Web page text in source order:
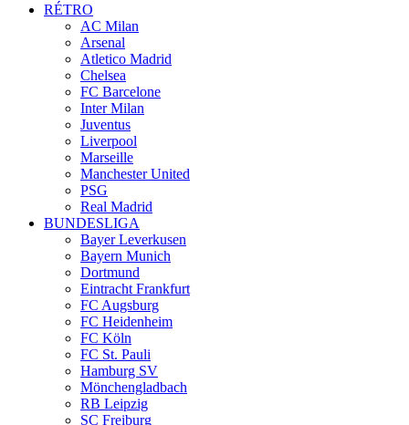
RÉTRO
AC Milan
Arsenal
Atletico Madrid
Chelsea
FC Barcelone
Inter Milan
Juventus
Liverpool
Marseille
Manchester United
PSG
Real Madrid
BUNDESLIGA
Bayer Leverkusen
Bayern Munich
Dortmund
Eintracht Frankfurt
FC Augsburg
FC Heidenheim
FC Köln
FC St. Pauli
Hamburg SV
Mönchengladbach
RB Leipzig
SC Freiburg